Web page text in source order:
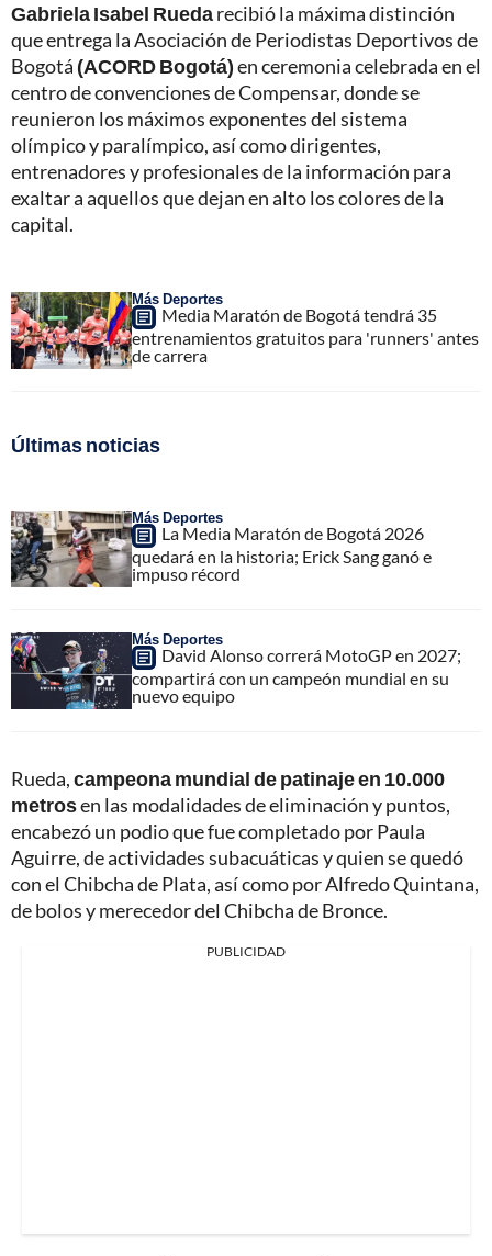
Gabriela Isabel Ruedarecibió la máxima distinción
que entrega la Asociación de Periodistas Deportivos de
Bogotá (ACORD Bogotá)en ceremonia celebrada en el
centro de convenciones de Compensar, donde se
reunieron los máximos exponentes del sistema
olímpico y paralímpico, así como dirigentes,
entrenadores y profesionales de la información para
exaltar a aquellos que dejan en alto los colores de la
capital.
Más Deportes
Media Maratón de Bogotá tendrá 35
entrenamientos gratuitos para 'runners' antes
de carrera
Últimas noticias
Más Deportes
La Media Maratón de Bogotá 2026
quedará en la historia; Erick Sang ganó e
impuso récord
Más Deportes
David Alonso correrá MotoGP en 2027;
compartirá con un campeón mundial en su
nuevo equipo
Rueda,campeona mundial de patinaje en 10.000
metrosen las modalidades de eliminación y puntos,
encabezó un podio que fue completado por Paula
Aguirre, de actividades subacuáticas y quien se quedó
con el Chibcha de Plata, así como por Alfredo Quintana,
de bolos y merecedor del Chibcha de Bronce.
PUBLICIDAD